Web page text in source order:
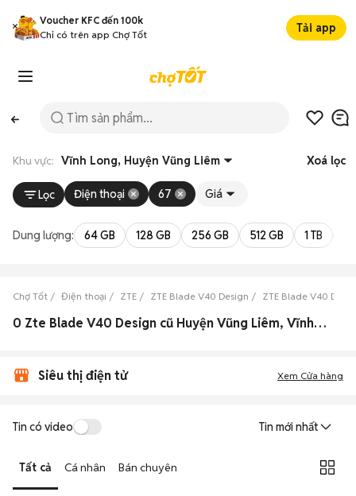
Voucher KFC đến 100k
Chỉ có trên app Chợ Tốt
Tải app
Khu vực: Vĩnh Long, Huyện Vũng Liêm Xoá lọc
Lọc Điện thoại 67 Giá
Dung lượng: 64 GB 128 GB 256 GB 512 GB 1 TB
Chợ Tốt Điện thoại ZTE ZTE Blade V40 Design ZTE Blade V40
0 Zte Blade V40 Design cũ Huyện Vũng Liêm, Vĩnh Long đẹp
Siêu thị điện tử Xem Cửa hàng
Tin có video Tin mới nhất
Tất cả Cá nhân Bán chuyên